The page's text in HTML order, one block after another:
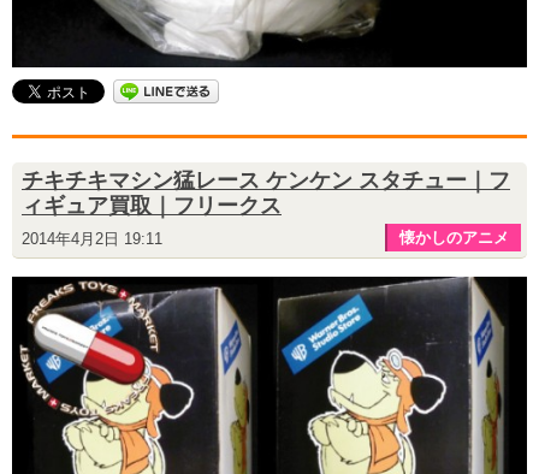
チキチキマシン猛レース ケンケン スタチュー｜フ
ィギュア買取｜フリークス
2014年4月2日 19:11 懐かしのアニメ